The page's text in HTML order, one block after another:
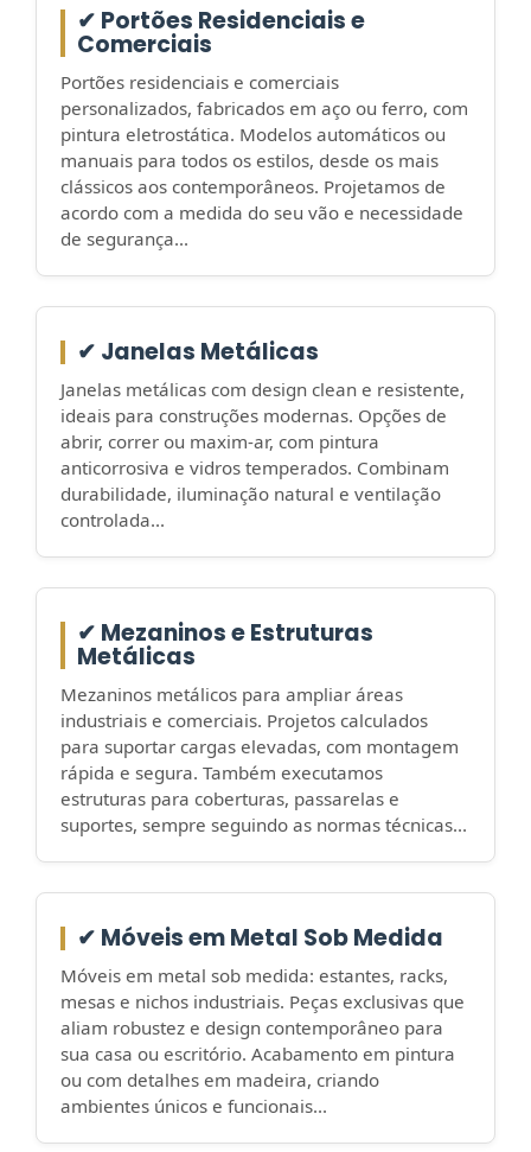
✔ Portões Residenciais e
Comerciais
Portões residenciais e comerciais
personalizados, fabricados em aço ou ferro, com
pintura eletrostática. Modelos automáticos ou
manuais para todos os estilos, desde os mais
clássicos aos contemporâneos. Projetamos de
acordo com a medida do seu vão e necessidade
de segurança...
✔ Janelas Metálicas
Janelas metálicas com design clean e resistente,
ideais para construções modernas. Opções de
abrir, correr ou maxim-ar, com pintura
anticorrosiva e vidros temperados. Combinam
durabilidade, iluminação natural e ventilação
controlada...
✔ Mezaninos e Estruturas
Metálicas
Mezaninos metálicos para ampliar áreas
industriais e comerciais. Projetos calculados
para suportar cargas elevadas, com montagem
rápida e segura. Também executamos
estruturas para coberturas, passarelas e
suportes, sempre seguindo as normas técnicas...
✔ Móveis em Metal Sob Medida
Móveis em metal sob medida: estantes, racks,
mesas e nichos industriais. Peças exclusivas que
aliam robustez e design contemporâneo para
sua casa ou escritório. Acabamento em pintura
ou com detalhes em madeira, criando
ambientes únicos e funcionais...